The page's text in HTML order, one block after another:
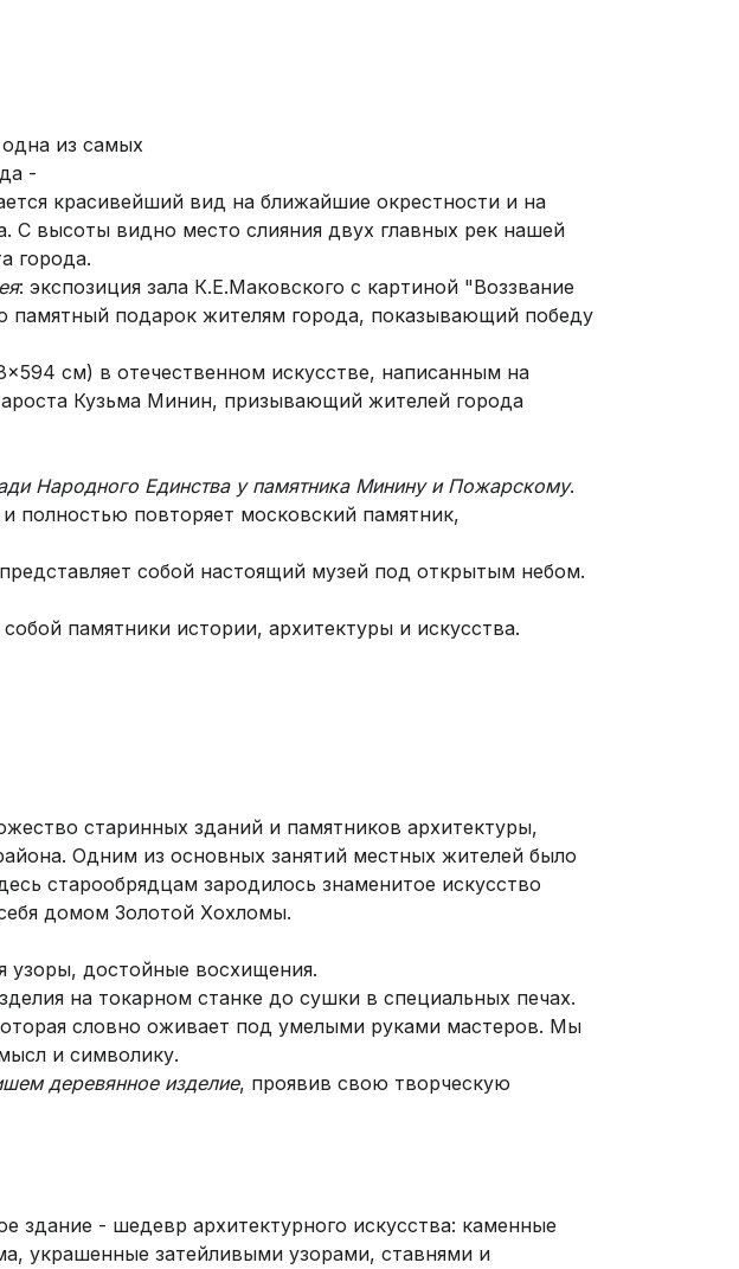
из самых
-
красивейший вид на ближайшие окрестности и на
С высоты видно место слияния двух главных рек нашей
города.
: экспозиция зала К.Е.Маковского с картиной "Воззвание
подарок жителям города, показывающий победу
см) в отечественном искусстве, написанным на
Кузьма Минин, призывающий жителей города
Народного Единства у памятника Минину и Пожарскому.
повторяет московский памятник,
собой настоящий музей под открытым небом.
памятники истории, архитектуры и искусства.
старинных зданий и памятников архитектуры,
Одним из основных занятий местных жителей было
старообрядцам зародилось знаменитое искусство
домом Золотой Хохломы.
узоры, достойные восхищения.
на токарном станке до сушки в специальных печах.
словно оживает под умелыми руками мастеров. Мы
и символику.
деревянное изделие, проявив свою творческую
здание - шедевр архитектурного искусства: каменные
украшенные затейливыми узорами, ставнями и